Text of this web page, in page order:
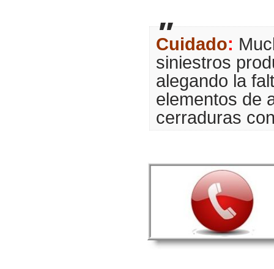
Cuidado:
siniestros
alegando la
elementos de
cerraduras